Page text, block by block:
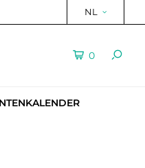
NL
0